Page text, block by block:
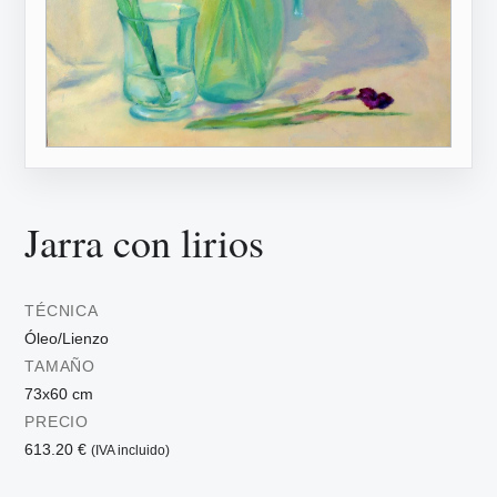
Jarra con lirios
TÉCNICA
Óleo/Lienzo
TAMAÑO
73x60 cm
PRECIO
613.20 € (IVA incluido)